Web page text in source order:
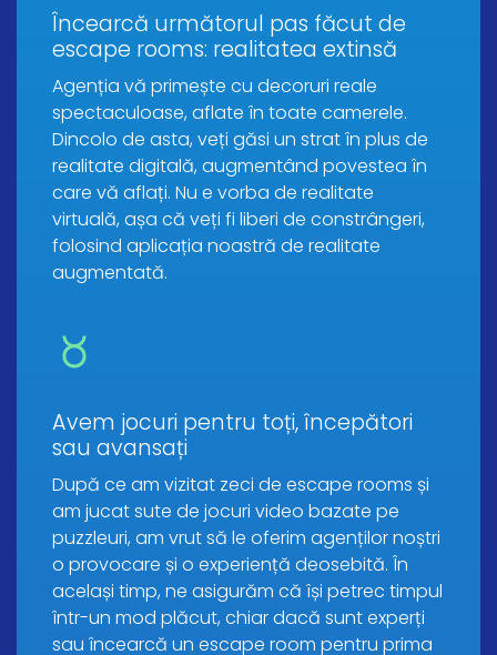
Încearcă următorul pas făcut de
escape rooms: realitatea extinsă
Agenția vă primește cu decoruri reale
spectaculoase, aflate în toate camerele.
Dincolo de asta, veți găsi un strat în plus de
realitate digitală, augmentând povestea în
care vă aflați. Nu e vorba de realitate
virtuală, așa că veți fi liberi de constrângeri,
folosind aplicația noastră de realitate
augmentată.
Avem jocuri pentru toți, începători
sau avansați
După ce am vizitat zeci de escape rooms și
am jucat sute de jocuri video bazate pe
puzzleuri, am vrut să le oferim agenților noștri
o provocare și o experiență deosebită. În
același timp, ne asigurăm că își petrec timpul
într-un mod plăcut, chiar dacă sunt experți
sau încearcă un escape room pentru prima